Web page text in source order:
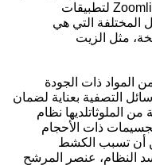
تصفية شاحنات مضخات CIFA من Zoomlion لتطبيقات
المختلفة التي هي
مثل الزيت
المواد ذات الجودة
التصفية بعناية لضمان
الملوثاتلديها نظام
ذات الأحجام
أن تسبب الكشط
النظام، عنصر المرشح